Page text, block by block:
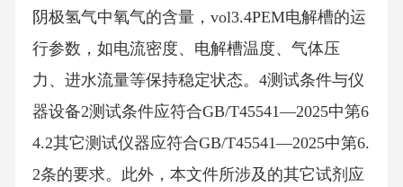
阴极氢气中氧气的含量，vol3.4PEM电解槽的运
行参数，如电流密度、电解槽温度、气体压
力、进水流量等保持稳定状态。4测试条件与仪
器设备2测试条件应符合GB/T45541—2025中第6
4.2其它测试仪器应符合GB/T45541—2025中第6.
2条的要求。此外，本文件所涉及的其它试剂应